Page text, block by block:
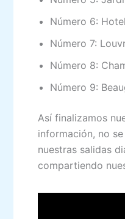
Número 6:
Número 7:
Número 8:
Número 9:
Así finalizamos
información, no
nuestras salidas
compartiendo